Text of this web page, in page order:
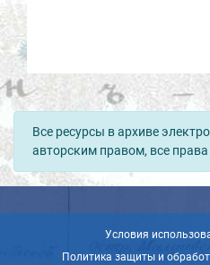
Все ресурсы в архиве
авторским правом, все
Условия
Политика защиты и